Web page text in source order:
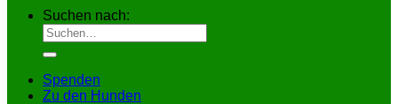
Suchen nach:
Spenden
Zu den Hunden